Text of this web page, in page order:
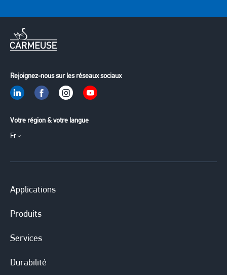
Rejoignez-nous sur les réseaux sociaux
Votre région & votre langue
Fr
Applications
Produits
Services
Durabilité